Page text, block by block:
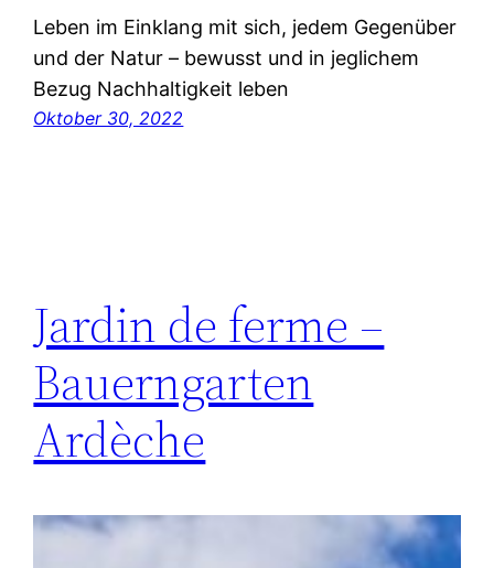
Leben im Einklang mit sich, jedem Gegenüber
und der Natur – bewusst und in jeglichem
Bezug Nachhaltigkeit leben
Oktober 30, 2022
Jardin de ferme –
Bauerngarten
Ardèche